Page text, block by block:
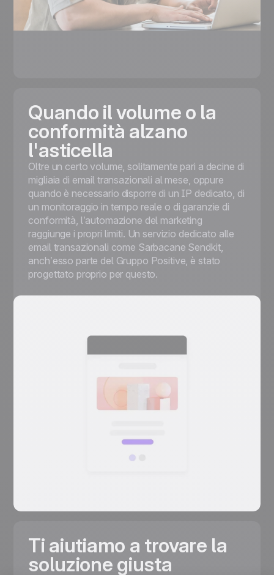
Quando il volume o la
conformità alzano
l'asticella
Oltre un certo volume, solitamente pari a decine di
migliaia di email transazionali al mese, oppure
quando è necessario disporre di un IP dedicato, di
un monitoraggio in tempo reale o di garanzie di
conformità, l’automazione del marketing
raggiunge i propri limiti. Un servizio dedicato alle
email transazionali come Sarbacane Sendkit,
anch’esso parte del Gruppo Positive, è stato
progettato proprio per questo.
Ti aiutiamo a trovare la
soluzione giusta